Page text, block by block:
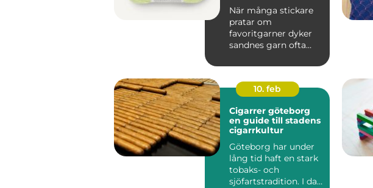
När många stickare
pratar om
favoritgarner dyker
sandnes garn ofta
av lång tradit...
10. feb
Cigarrer göteborg
en guide till stadens
cigarrkultur
Göteborg har under
lång tid haft en stark
tobaks- och
sjöfartstradition. I dag